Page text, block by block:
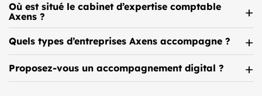
Où est situé le cabinet d’expertise comptable
Axens ?
Quels types d’entreprises Axens accompagne ?
Proposez-vous un accompagnement digital ?